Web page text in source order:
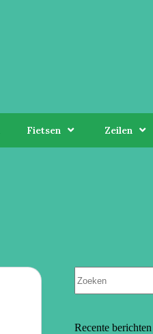
Fietsen Zeilen
Recente berichten